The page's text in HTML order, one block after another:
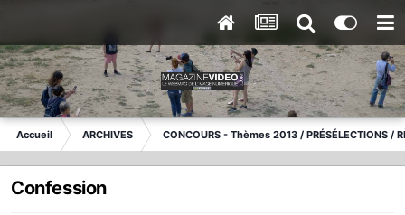
Accueil ARCHIVES CONCOURS - Thèmes 2013 / PRÉSÉLECTIONS /
Confession